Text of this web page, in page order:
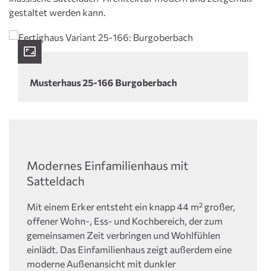
gestaltet werden kann.
Musterhaus 25-166 Burgoberbach
Modernes Einfamilienhaus mit
Satteldach
Mit einem Erker entsteht ein knapp 44 m² großer,
offener Wohn-, Ess- und Kochbereich, der zum
gemeinsamen Zeit verbringen und Wohlfühlen
einlädt. Das Einfamilienhaus zeigt außerdem eine
moderne Außenansicht mit dunkler